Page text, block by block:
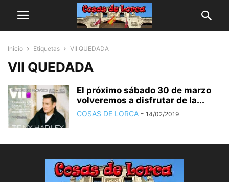
Inicio Etiquetas VII QUEDADA
VII QUEDADA
El próximo sábado 30 de marzo
volveremos a disfrutar de la...
COSAS DE LORCA - 14/02/2019